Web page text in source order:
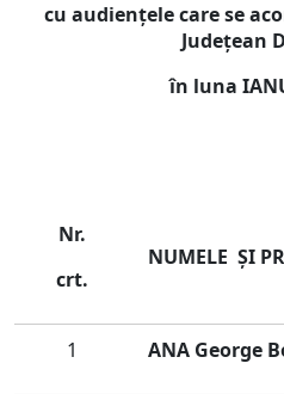
cu audienţele care se
Judeţean
în luna
Nr.
crt.
NUMELE ŞI
1 ANA George